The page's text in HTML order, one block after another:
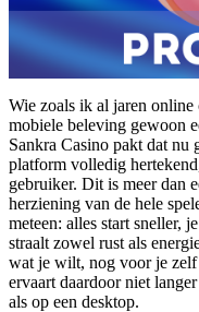
Wie zoals ik al jaren online
mobiele beleving gewoon
Sankra Casino pakt dat nu
platform volledig
gebruiker. Dit is meer dan
herziening van de hele
meteen: alles start sneller,
straalt zowel rust als
wat je wilt, nog voor je
ervaart daardoor niet
als op een desktop.